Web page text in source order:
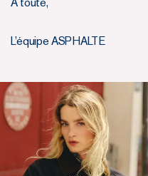
L’équipe ASPHALTE